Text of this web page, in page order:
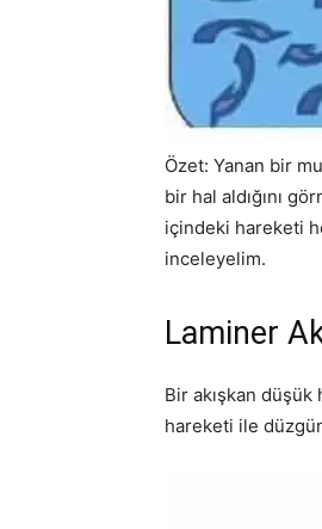
Özet: Yanan bir
bir hal aldığını
içindeki hareketi
inceleyelim.
Laminer
Bir akışkan düşük
hareketi ile